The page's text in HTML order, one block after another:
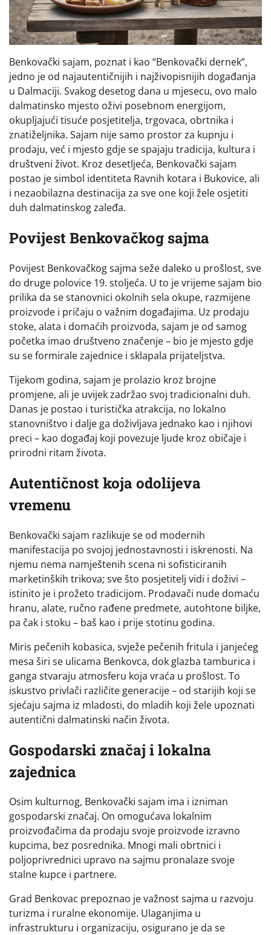
Benkovački sajam, poznat i kao “Benkovački dernek”,
jedno je od najautentičnijih i najživopisnijih događanja
u Dalmaciji. Svakog desetog dana u mjesecu, ovo malo
dalmatinsko mjesto oživi posebnom energijom,
okupljajući tisuće posjetitelja, trgovaca, obrtnika i
znatiželjnika. Sajam nije samo prostor za kupnju i
prodaju, već i mjesto gdje se spajaju tradicija, kultura i
društveni život. Kroz desetljeća, Benkovački sajam
postao je simbol identiteta Ravnih kotara i Bukovice, ali
i nezaobilazna destinacija za sve one koji žele osjetiti
duh dalmatinskog zaleđa.
Povijest Benkovačkog sajma
Povijest Benkovačkog sajma seže daleko u prošlost, sve
do druge polovice 19. stoljeća. U to je vrijeme sajam bio
prilika da se stanovnici okolnih sela okupe, razmijene
proizvode i pričaju o važnim događajima. Uz prodaju
stoke, alata i domaćih proizvoda, sajam je od samog
početka imao društveno značenje – bio je mjesto gdje
su se formirale zajednice i sklapala prijateljstva.
Tijekom godina, sajam je prolazio kroz brojne
promjene, ali je uvijek zadržao svoj tradicionalni duh.
Danas je postao i turistička atrakcija, no lokalno
stanovništvo i dalje ga doživljava jednako kao i njihovi
preci – kao događaj koji povezuje ljude kroz običaje i
prirodni ritam života.
Autentičnost koja odolijeva
vremenu
Benkovački sajam razlikuje se od modernih
manifestacija po svojoj jednostavnosti i iskrenosti. Na
njemu nema namještenih scena ni sofisticiranih
marketinških trikova; sve što posjetitelj vidi i doživi –
istinito je i prožeto tradicijom. Prodavači nude domaću
hranu, alate, ručno rađene predmete, autohtone biljke,
pa čak i stoku – baš kao i prije stotinu godina.
Miris pečenih kobasica, svježe pečenih fritula i janjećeg
mesa širi se ulicama Benkovca, dok glazba tamburica i
ganga stvaraju atmosferu koja vraća u prošlost. To
iskustvo privlači različite generacije – od starijih koji se
sjećaju sajma iz mladosti, do mladih koji žele upoznati
autentični dalmatinski način života.
Gospodarski značaj i lokalna
zajednica
Osim kulturnog, Benkovački sajam ima i izniman
gospodarski značaj. On omogućava lokalnim
proizvođačima da prodaju svoje proizvode izravno
kupcima, bez posrednika. Mnogi mali obrtnici i
poljoprivrednici upravo na sajmu pronalaze svoje
stalne kupce i partnere.
Grad Benkovac prepoznao je važnost sajma u razvoju
turizma i ruralne ekonomije. Ulaganjima u
infrastrukturu i organizaciju, osigurano je da se